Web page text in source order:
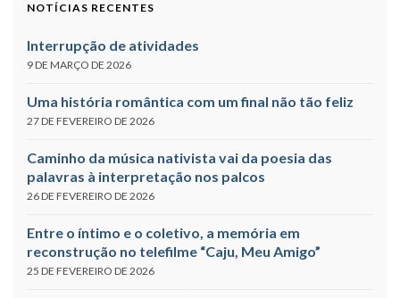
NOTÍCIAS RECENTES
Interrupção de atividades
9 DE MARÇO DE 2026
Uma história romântica com um final não tão feliz
27 DE FEVEREIRO DE 2026
Caminho da música nativista vai da poesia das
palavras à interpretação nos palcos
26 DE FEVEREIRO DE 2026
Entre o íntimo e o coletivo, a memória em
reconstrução no telefilme “Caju, Meu Amigo”
25 DE FEVEREIRO DE 2026